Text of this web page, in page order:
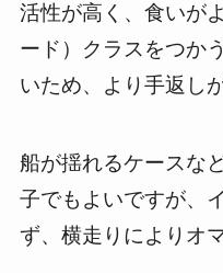
活性が高く、食いが
ード）クラスをつか
いため、より手返し
船が揺れるケースな
子でもよいですが、
ず、横走りによりオ